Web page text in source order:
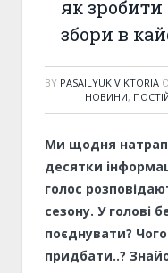
як зробити
збори в
BY PASAILYUK VIKTORIA
НОВИНИ,
Ми щодня
десятки
голос
сезону. У голові
поєднувати?
придбати..?